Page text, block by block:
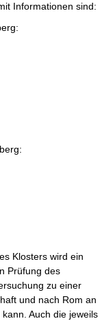
Informationen sind:
Klosters wird ein
Prüfung des
zu einer
und nach Rom an
Auch die jeweils